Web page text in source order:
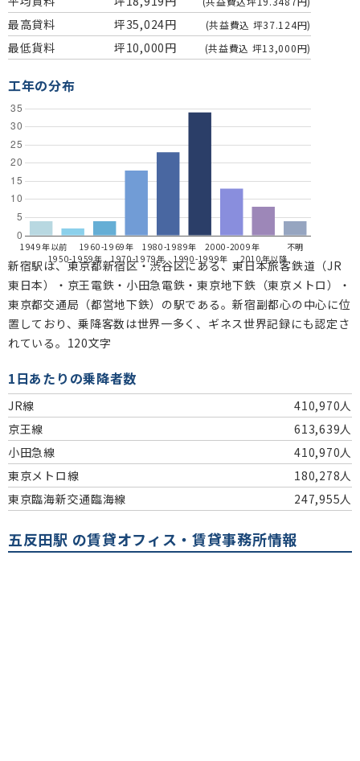
最高貸料 坪35,024円 (共益費込 坪37.124円)
最低貨料 坪10,000円 (共益費込 坪13,000円)
工年の分布
1949年以前
1950-1959年
1960-1969年
1970-1979年
1980-1989年
1990-1999年
2000-2009年
2010年以降
不明
新宿駅は、東京都新宿区・渋谷区にある、東日本旅客鉄道（JR
東日本）・京王電鉄・小田急電鉄・東京地下鉄（東京メトロ）・
東京都交通局（都営地下鉄）の駅である。新宿副都心の中心に位
置しており、乗降客数は世界一多く、ギネス世界記録にも認定さ
れている。120文字
1日あたりの乗降者数
JR線
410,970人
京王線
613,639人
小田急線
410,970人
東京メトロ線
180,278人
東京臨海新交通臨海線
247,955人
五反田駅 の賃貸オフィス・賃貸事務所情報